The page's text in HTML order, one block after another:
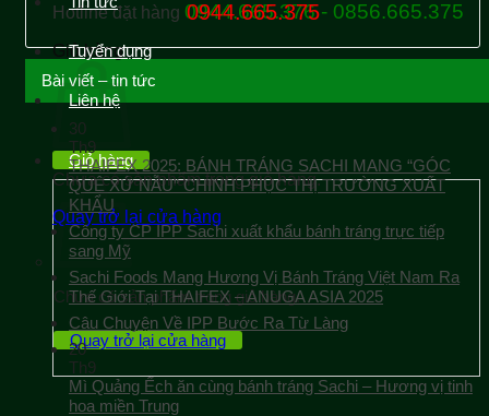
Hotline đặt hàng 0944.665.376 - 0856.665.375
Giỏ hàng
Chưa có sản phẩm trong giỏ hàng.
Quay trở lại cửa hàng
Tuyển dụng
Liên hệ
Giỏ hàng
Chưa có sản phẩm trong giỏ hàng.
Quay trở lại cửa hàng
0944.665.375
Bài viết – tin tức
30
Th9
THAIFEX 2025: BÁNH TRÁNG SACHI MANG “GÓC
QUÊ XỨ NẪU” CHINH PHỤC THỊ TRƯỜNG XUẤT
KHẨU
Công ty CP IPP Sachi xuất khẩu bánh tráng trực tiếp
sang Mỹ
Sachi Foods Mang Hương Vị Bánh Tráng Việt Nam Ra
Thế Giới Tại THAIFEX – ANUGA ASIA 2025
Câu Chuyện Về IPP Bước Ra Từ Làng
20
Th9
Mì Quảng Ếch ăn cùng bánh tráng Sachi – Hương vị tinh
hoa miền Trung